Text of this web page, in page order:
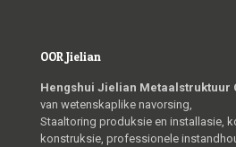
OOR Jielian
Hengshui Jielian Metaalstruktuur
van wetenskaplike navorsing,
Staaltoring produksie en installasie,
konstruksie, professionele